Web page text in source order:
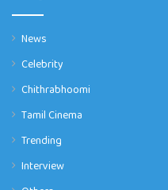
News
Celebrity
Chithrabhoomi
Tamil Cinema
Trending
Interview